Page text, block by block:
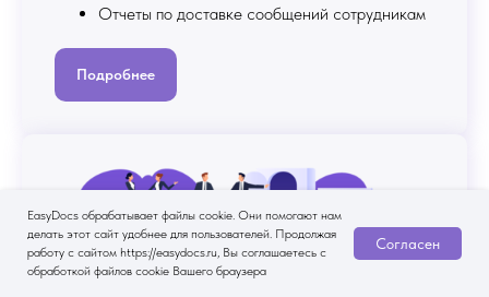
Отчеты по доставке сообщений сотрудникам
Подробнее
EasyDocs обрабатывает файлы cookie. Они помогают нам
делать этот сайт удобнее для пользователей. Продолжая
работу с сайтом https://easydocs.ru, Вы соглашаетесь с
обработкой файлов cookie Вашего браузера
Согласен